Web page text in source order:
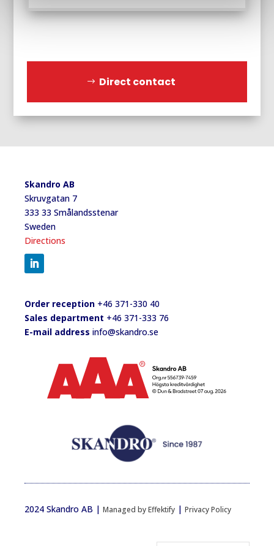
Direct contact
Skandro AB
Skruvgatan 7
333 33 Smålandsstenar
Sweden
Directions
Order reception +46 371-330 40
Sales department +46 371-333 76
E-mail address info@skandro.se
2024 Skandro AB | Managed by Effektify | Privacy Policy